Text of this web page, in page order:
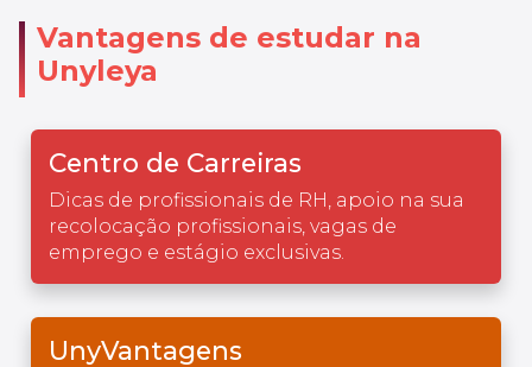
Vantagens de estudar na
Unyleya
Centro de Carreiras
Dicas de profissionais de RH, apoio na sua
recolocação profissionais, vagas de
emprego e estágio exclusivas.
UnyVantagens